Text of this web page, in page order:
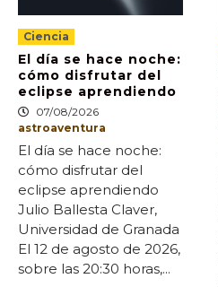
Ciencia
El día se hace noche:
cómo disfrutar del
eclipse aprendiendo
07/08/2026
astroaventura
El día se hace noche:
cómo disfrutar del
eclipse aprendiendo
Julio Ballesta Claver,
Universidad de Granada
El 12 de agosto de 2026,
sobre las 20:30 horas,...